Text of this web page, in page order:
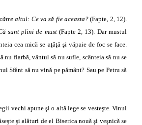
altul: Ce va să fie aceasta?(Fapte, 2, 12).
sunt plini de must(Fapte 2, 13). Dar mustul
cea mică se aţâţă şi văpaie de foc se face.
fiarbă, vântul să nu sufle, scânteia să nu se
Sfânt să nu vină pe pământ? Sau pe Petru să
vechi apune şi o altă lege se vesteşte. Vinul
şi alături de el Biserica nouă şi veşnică se